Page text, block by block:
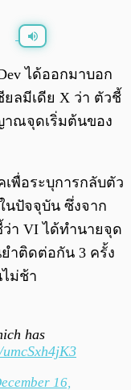
ได้ออกมาบอก
ยลมีเดีย X ว่า ตัวชี้
าณจุดเริ่มต้นของ
เพื่อระบุการกลับตัว
นปัจจุบัน ซึ่งจาก
า VI ได้ทำนายจุด
ำติดต่อกัน 3 ครั้ง
ม่ช้า
has
16,